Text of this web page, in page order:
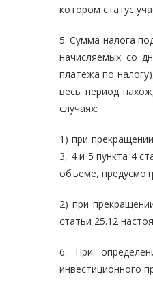
котором статус
5. Сумма налога
начисляемых со
платежа по
весь период
случаях:
1) при
3, 4 и 5 пункта 4
объеме,
2) при
статьи 25.12
6. При
инвестиционного